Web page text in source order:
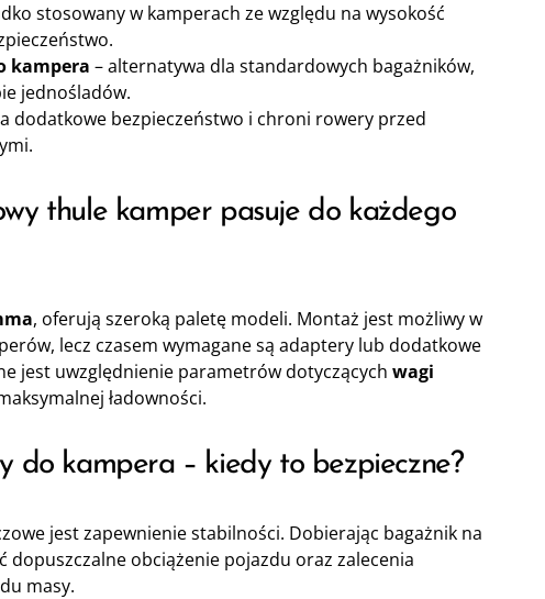
stosowany w kamperach ze względu na wysokość
kampera – alternatywa dla standardowych bagażników,
jednośladów.
dodatkowe bezpieczeństwo i chroni rowery przed
thule kamper pasuje do każdego
, oferują szeroką paletę modeli. Montaż jest możliwy w
lecz czasem wymagane są adaptery lub dodatkowe
jest uwzględnienie parametrów dotyczących wagi
ładowności.
do kampera – kiedy to bezpieczne?
jest zapewnienie stabilności. Dobierając bagażnik na
dopuszczalne obciążenie pojazdu oraz zalecenia
masy.